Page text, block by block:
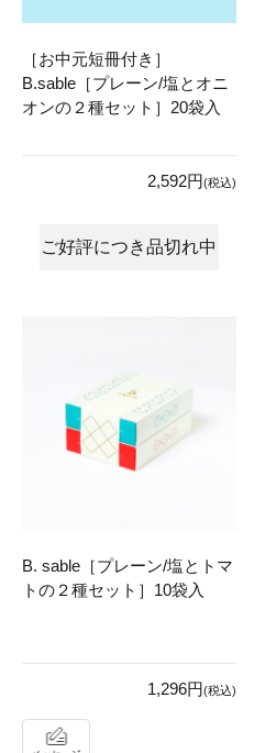
［お中元短冊付き］
B.sable［プレーン/塩とオニ
オンの２種セット］20袋入
2,592円(税込)
ご好評につき品切れ中
B. sable［プレーン/塩とトマ
トの２種セット］10袋入
1,296円(税込)